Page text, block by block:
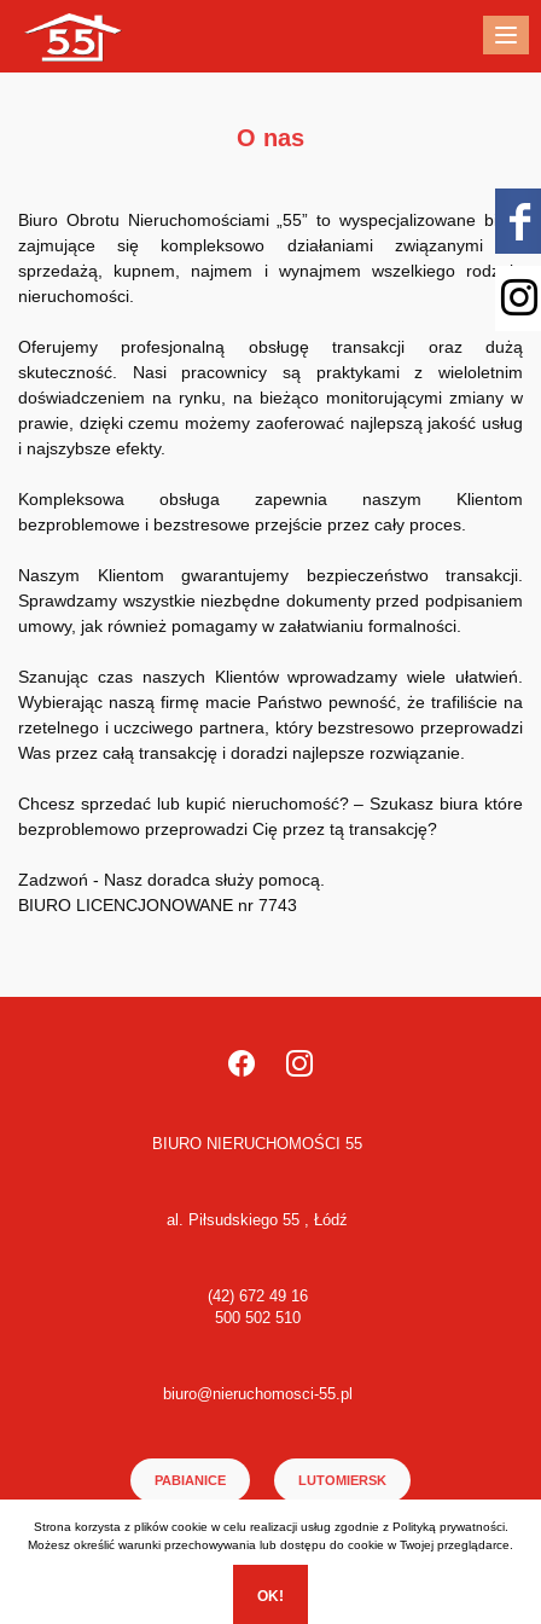
O nas
Biuro Obrotu Nieruchomościami „55” to wyspecjalizowane biuro
zajmujące się kompleksowo działaniami związanymi ze
sprzedażą, kupnem, najmem i wynajmem wszelkiego rodzaju
nieruchomości.
Oferujemy profesjonalną obsługę transakcji oraz dużą
skuteczność. Nasi pracownicy są praktykami z wieloletnim
doświadczeniem na rynku, na bieżąco monitorującymi zmiany w
prawie, dzięki czemu możemy zaoferować najlepszą jakość usług
i najszybsze efekty.
Kompleksowa obsługa zapewnia naszym Klientom
bezproblemowe i bezstresowe przejście przez cały proces.
Naszym Klientom gwarantujemy bezpieczeństwo transakcji.
Sprawdzamy wszystkie niezbędne dokumenty przed podpisaniem
umowy, jak również pomagamy w załatwianiu formalności.
Szanując czas naszych Klientów wprowadzamy wiele ułatwień.
Wybierając naszą firmę macie Państwo pewność, że trafiliście na
rzetelnego i uczciwego partnera, który bezstresowo przeprowadzi
Was przez całą transakcję i doradzi najlepsze rozwiązanie.
Chcesz sprzedać lub kupić nieruchomość? – Szukasz biura które
bezproblemowo przeprowadzi Cię przez tą transakcję?
Zadzwoń - Nasz doradca służy pomocą.
BIURO LICENCJONOWANE nr 7743
BIURO NIERUCHOMOŚCI 55
al. Piłsudskiego 55 , Łódź
(42) 672 49 16
500 502 510
biuro@nieruchomosci-55.pl
PABIANICE LUTOMIERSK
ALEKSANDRÓW ŁÓDZKI
Strona korzysta z plików cookie w celu realizacji usług zgodnie z Polityką prywatności.
Możesz określić warunki przechowywania lub dostępu do cookie w Twojej przeglądarce.
OK!